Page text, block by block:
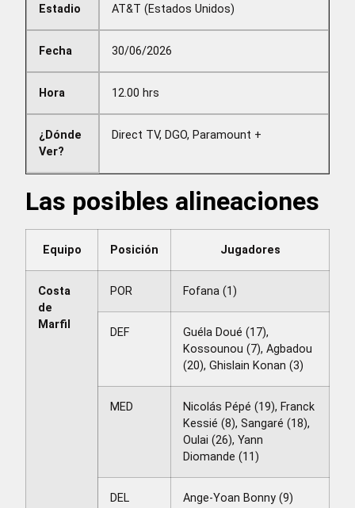
Estadio
Fecha
Hora
¿Dónde
Ver?
AT&T (Estados Unidos)
30/06/2026
12.00 hrs
Direct TV, DGO, Paramount +
Las posibles alineaciones
Equipo Posición Jugadores
Costa
de
Marfil
POR Fofana (1)
DEF
Guéla Doué (17),
Kossounou (7), Agbadou
(20), Ghislain Konan (3)
MED
Nicolás Pépé (19), Franck
Kessié (8), Sangaré (18),
Oulai (26), Yann
Diomande (11)
DEL Ange-Yoan Bonny (9)